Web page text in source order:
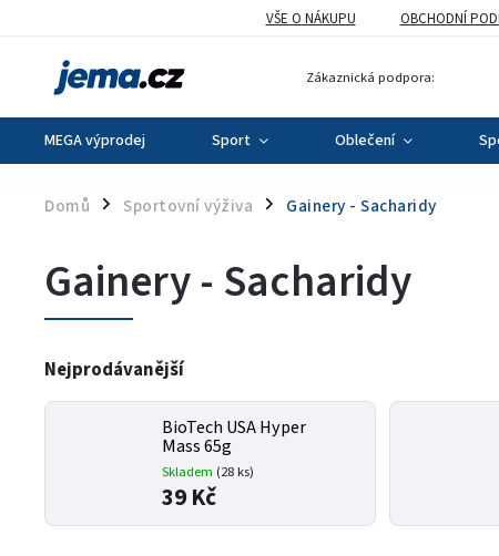
VŠE O NÁKUPU OBCHODNÍ
Zákaznická podpora:
MEGA výprodej Sport Oblečení
Domů / Sportovní výživa / Gainery - Sacharidy
Gainery - Sacharidy
Nejprodávanější
BioTech USA Hyper
Mass 65g
Skladem (28 ks)
39 Kč